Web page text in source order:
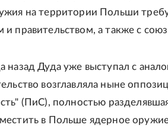
на территории Польши
и правительством, а также с
назад Дуда уже выступал с
возглавляла ныне
(ПиС), полностью
в Польше ядерное